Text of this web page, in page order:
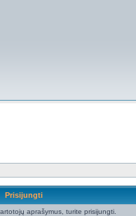
Prisijungti
aprašymus, turite prisijungti.